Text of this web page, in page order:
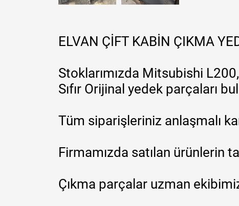
ELVAN ÇİFT KABİN ÇIKMA
Stoklarımızda Mitsubishi
Sıfır Orijinal yedek parçaları
Tüm siparişleriniz anlaşmalı
Firmamızda satılan ürünlerin
Çıkma parçalar uzman